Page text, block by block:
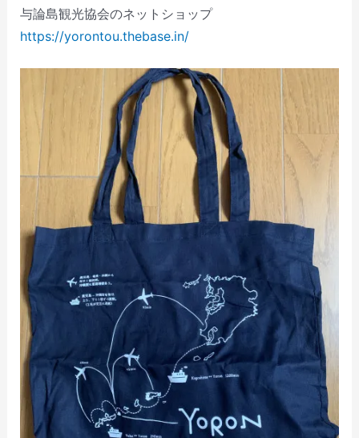
与論島観光協会のネットショップ
https://yorontou.thebase.in/